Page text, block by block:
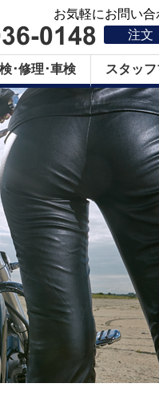
お気軽にお問い合
注文
･修理･車検 スタッ